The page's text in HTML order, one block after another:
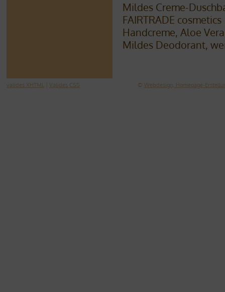
Mildes Creme-
FAIRTRADE cosmetics
Handcreme, Aloe
Mildes Deodorant,
valides XHTML Valides CSS © Webdesign, Homepage-